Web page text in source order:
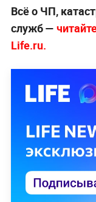
Всё о ЧП,
служб —
Life.ru.